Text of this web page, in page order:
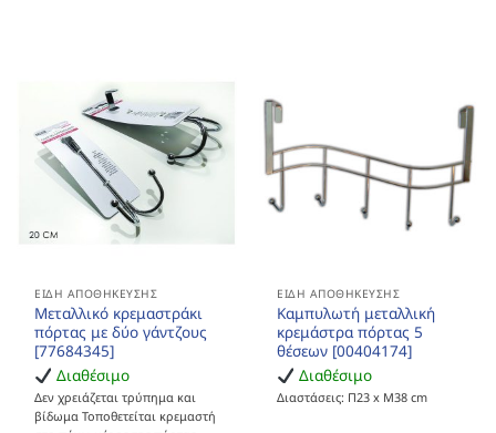
ΕΊΔΗ ΑΠΟΘΉΚΕΥΣΗΣ
Μεταλλικό κρεμαστράκι
πόρτας με δύο γάντζους
[77684345]
Διαθέσιμο
Δεν χρειάζεται τρύπημα και
βίδωμα Τοποθετείται κρεμαστή
ΕΊΔΗ ΑΠΟΘΉΚΕΥΣΗΣ
Καμπυλωτή μεταλλική
κρεμάστρα πόρτας 5
θέσεων [00404174]
Διαθέσιμο
Διαστάσεις: Π23 x Μ38 cm